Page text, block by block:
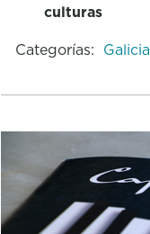
culturas
Categorías: Galicia